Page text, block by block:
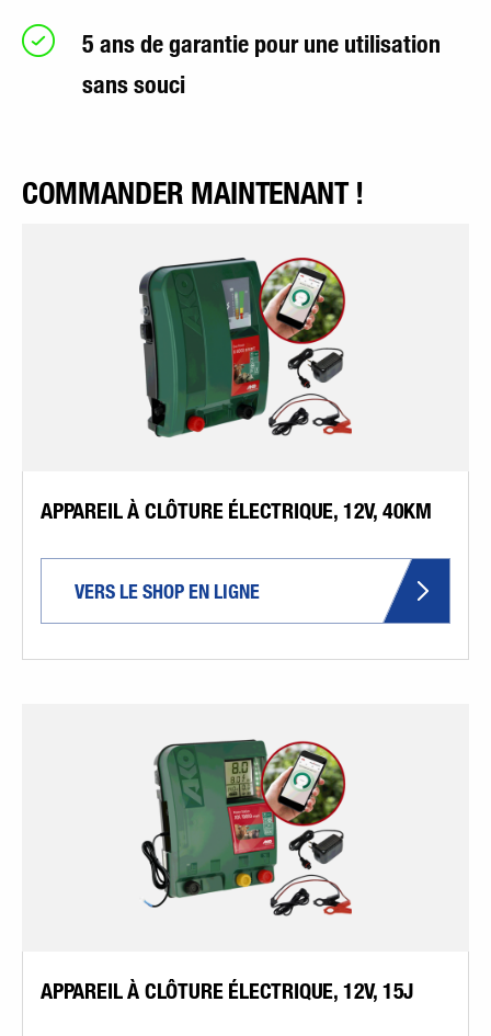
5 ans de garantie pour une utilisation
sans souci
COMMANDER MAINTENANT !
APPAREIL À CLÔTURE ÉLECTRIQUE, 12V, 40KM
VERS LE SHOP EN LIGNE
APPAREIL À CLÔTURE ÉLECTRIQUE, 12V, 15J